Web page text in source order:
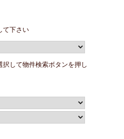
て下さい
択して物件検索ボタンを押し